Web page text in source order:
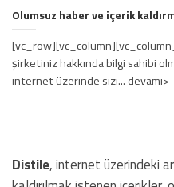
Olumsuz haber ve içerik
şirketiniz hakkında bilgi sahibi
internet üzerinde sizi... devamı>
Distile, internet üzerindeki